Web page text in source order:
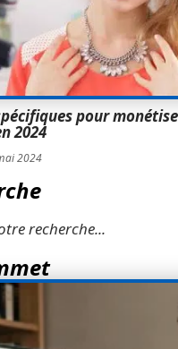
pour
2024
2024